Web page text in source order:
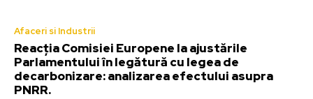
Afaceri si Industrii
Reacția Comisiei Europene la ajustările
Parlamentului în legătură cu legea de
decarbonizare: analizarea efectului asupra
PNRR.